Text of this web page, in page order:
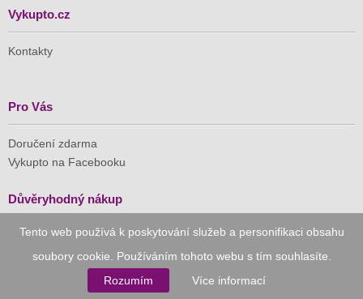
Tento web používá k poskytování služeb a personifikaci obsahu
soubory cookie. Používáním tohoto webu s tím souhlasíte.
Rozumím
Více informací
Vykupto.cz
Kontakty
Pro Vás
Doručení zdarma
Vykupto na Facebooku
Důvěryhodný nákup
Naše společnost je členem Asociace pro elektronickou
komerci (APEK)